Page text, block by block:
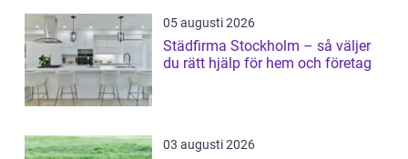
05 augusti 2026
Städfirma Stockholm – så väljer
du rätt hjälp för hem och företag
03 augusti 2026